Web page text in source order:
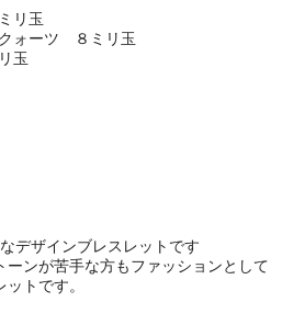
リ玉
ォーツ ８ミリ玉
玉
デザインブレスレットです
ーンが苦手な方もファッションとして
トです。